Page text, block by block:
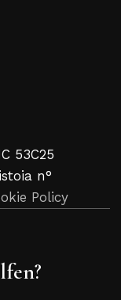
53C25
n°
Policy